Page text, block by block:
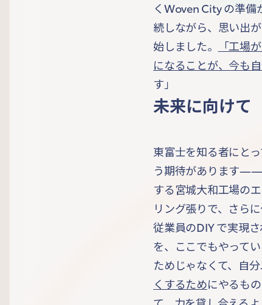
くWoven City の準備
続しながら、思い出
始しました。
「工場
になることが、今も
す」
未来に向けて
東富士を知る者にと
う期待があります——
する宮城大和工場の
リング張りで、さら
従業員のDIY で実現
を、ここでもやって
ためじゃなくて、自
くするためにやるも